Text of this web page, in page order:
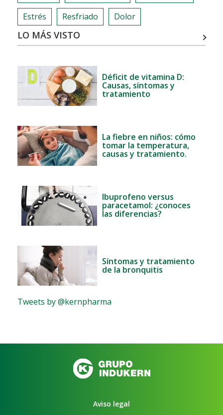
Estrés Resfriado Dolor
LO MÁS VISTO
Déficit de vitamina D:
Causas, síntomas y
tratamiento
La fiebre en niños: cómo
tomar la temperatura,
causas y tratamiento.
Ibuprofeno versus
paracetamol: ¿conoces
las diferencias?
Síntomas y tratamiento
de la bronquitis
Tweets by @kernpharma
Aviso legal